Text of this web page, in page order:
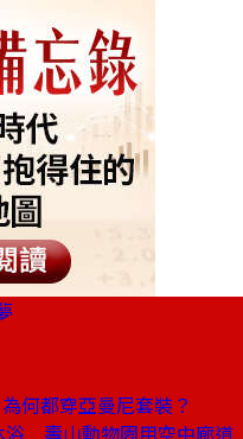
何都穿亞曼尼套裝？
浴 壽山動物園用空中廊道